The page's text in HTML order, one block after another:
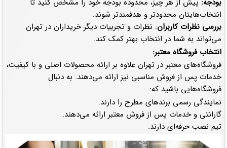
بودجه: پیش از هر چیز، محدوده بودجه خود را مشخص کنید تا
انتخاب‌هایتان محدودتر و هدفمندتر شوند.
بررسی نظرات کاربران: نظرات و تجربیات دیگر خریداران در تهران
می‌تواند به شما در انتخاب بهتر کمک کند.
انتخاب فروشگاه معتبر:
فروشگاه‌های معتبر در تهران علاوه بر ارائه محصولات اصلی و با کیفیت،
خدمات پس از فروش مناسبی نیز ارائه می‌دهند. به دنبال
فروشگاه‌هایی باشید که:
نمایندگی رسمی برندهای مطرح را دارند.
گارانتی و خدمات پس از فروش معتبر ارائه می‌دهند.
تیم نصب حرفه‌ای دارند.